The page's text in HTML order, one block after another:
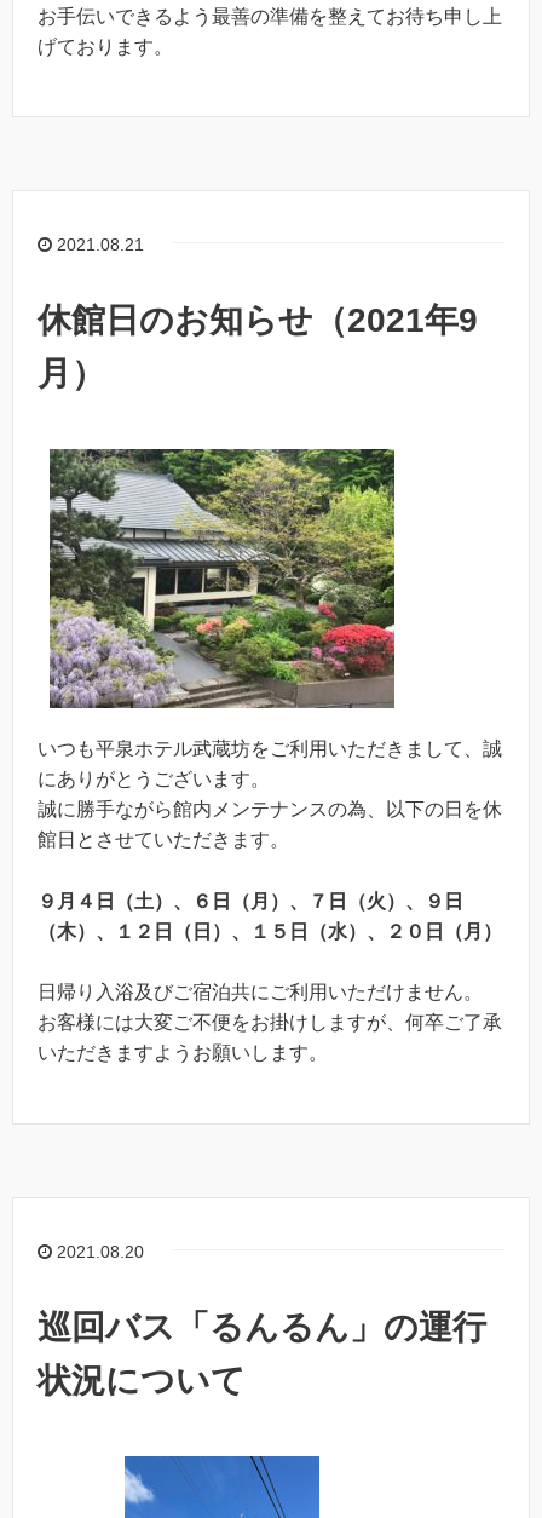
お手伝いできるよう最善の準備を整えてお待ち申し上
げております。
2021.08.21
休館日のお知らせ（2021年9
月）
いつも平泉ホテル武蔵坊をご利用いただきまして、誠
にありがとうございます。
誠に勝手ながら館内メンテナンスの為、以下の日を休
館日とさせていただきます。
９月４日（土）、６日（月）、７日（火）、９日
（木）、１２日（日）、１５日（水）、２０日（月）
日帰り入浴及びご宿泊共にご利用いただけません。
お客様には大変ご不便をお掛けしますが、何卒ご了承
いただきますようお願いします。
2021.08.20
巡回バス「るんるん」の運行
状況について